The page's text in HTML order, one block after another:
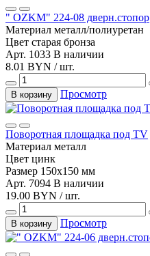
" OZKM" 224-08 дверн.стопор
Материал металл/полиуретан
Цвет старая бронза
Арт. 1033 В наличии
8.01 BYN / шт.
В корзину Просмотр
Поворотная площадка под TV
Материал металл
Цвет цинк
Размер 150x150 мм
Арт. 7094 В наличии
19.00 BYN / шт.
В корзину Просмотр